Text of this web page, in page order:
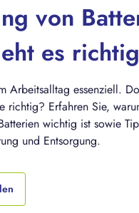
von
es
Arbeitsalltag essenziell.
richtig? Erfahren Sie,
wichtig ist sowie
und Entsorgung.